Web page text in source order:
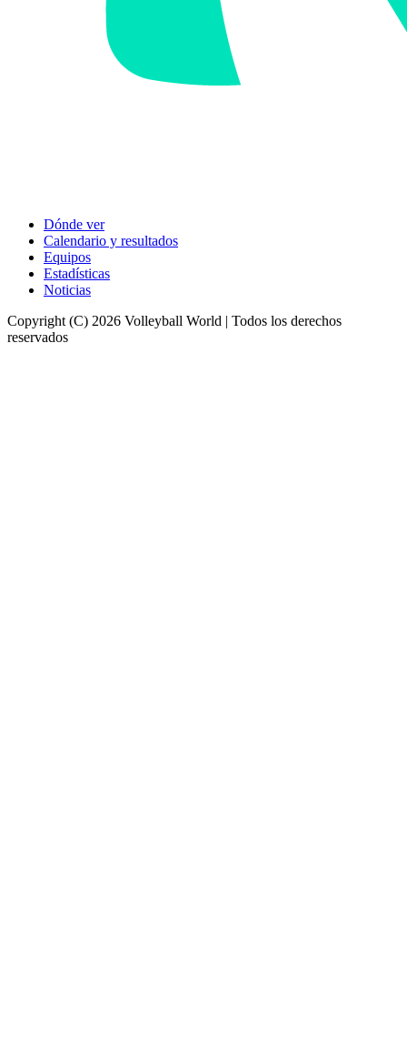
Dónde ver
Calendario y resultados
Equipos
Estadísticas
Noticias
Copyright (C) 2026 Volleyball World | Todos los derechos
reservados